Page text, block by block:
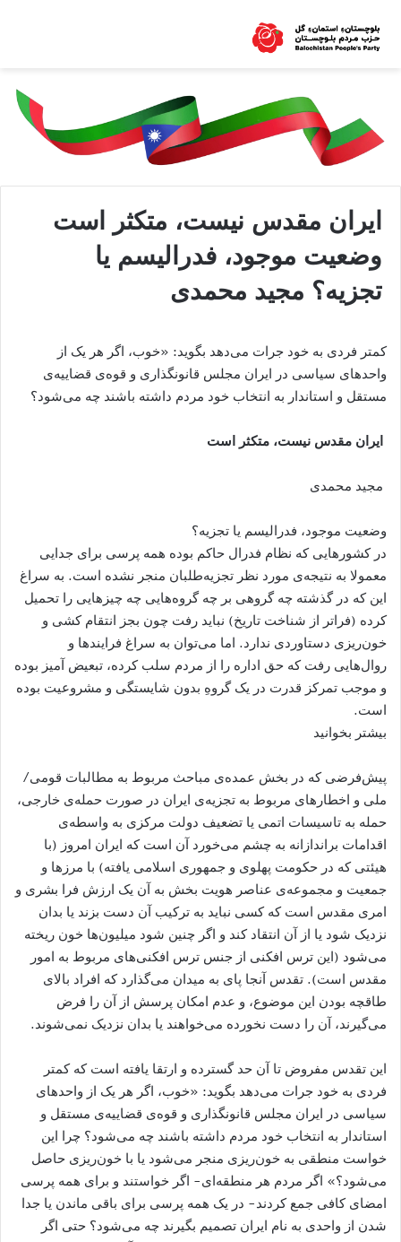
ایران مقدس نیست، متکثر است
وضعیت موجود، فدرالیسم یا
تجزیه؟ مجید محمدی
کمتر فردی به خود جرات می‌دهد بگوید: «خوب، اگر هر یک از
واحدهای سیاسی در ایران مجلس قانونگذاری و قوه‌ی قضاییه‌ی
مستقل و استاندار به انتخاب خود مردم داشته باشند چه می‌شود؟
ایران مقدس نیست، متکثر است
مجید محمدی
وضعیت موجود، فدرالیسم یا تجزیه؟
در کشورهایی که نظام فدرال حاکم بوده همه پرسی برای جدایی
معمولا به نتیجه‌ی مورد نظر تجزیه‌طلبان منجر نشده است. به سراغ
این که در گذشته چه گروهی بر چه گروه‌هایی چه چیزهایی را تحمیل
کرده (فراتر از شناخت تاریخ) نباید رفت چون بجز انتقام کشی و
خون‌ریزی دستاوردی ندارد. اما می‌توان به سراغ فرایندها و
روال‌هایی رفت که حق اداره را از مردم سلب کرده، تبعیض آمیز بوده
و موجب تمرکز قدرت در یک گروهِ بدون شایستگی و مشروعیت بوده
است.
بیشتر بخوانید
پیش‌فرضی که در بخش عمده‌ی مباحث مربوط به مطالبات قومی/
ملی و اخطارهای مربوط به تجزیه‌ی ایران در صورت حمله‌ی خارجی،
حمله به تاسیسات اتمی یا تضعیف دولت مرکزی به واسطه‌ی
اقدامات براندازانه به چشم می‌خورد آن است که ایران امروز (با
هیئتی که در حکومت پهلوی و جمهوری اسلامی یافته) با مرزها و
جمعیت و مجموعه‌ی عناصر هویت بخش به آن یک ارزش فرا بشری و
امری مقدس است که کسی نباید به ترکیب آن دست بزند یا بدان
نزدیک شود یا از آن انتقاد کند و اگر چنین شود میلیون‌ها خون ریخته
می‌شود (این ترس افکنی از جنس ترس افکنی‌های مربوط به امور
مقدس است). تقدس آنجا پای به میدان می‌گذارد که افراد بالای
طاقچه بودن این موضوع، و عدم امکان پرسش از آن را فرض
می‌گیرند، آن را دست نخورده می‌خواهند یا بدان نزدیک نمی‌شوند.
این تقدس مفروض تا آن حد گسترده و ارتقا یافته است که کمتر
فردی به خود جرات می‌دهد بگوید: «خوب، اگر هر یک از واحدهای
سیاسی در ایران مجلس قانونگذاری و قوه‌ی قضاییه‌ی مستقل و
استاندار به انتخاب خود مردم داشته باشند چه می‌شود؟ چرا این
خواست منطقی به خون‌ریزی منجر می‌شود یا با خون‌ریزی حاصل
می‌شود؟» اگر مردم هر منطقه‌ای- اگر خواستند و برای همه پرسی
امضای کافی جمع کردند- در یک همه پرسی برای باقی ماندن یا جدا
شدن از واحدی به نام ایران تصمیم بگیرند چه می‌شود؟ حتی اگر